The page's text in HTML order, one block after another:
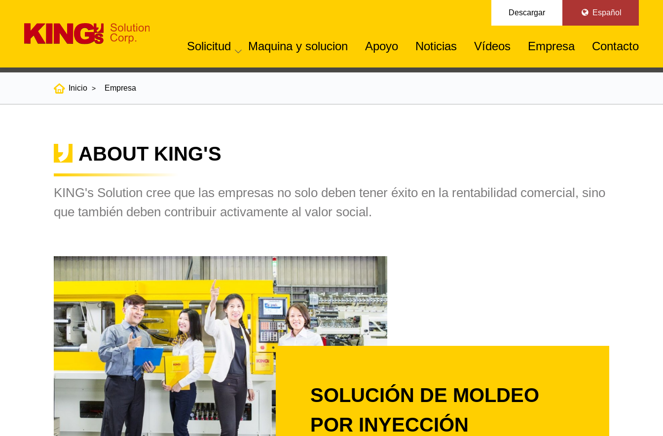
Descargar Español
Solicitud Maquina y solucion Apoyo Noticias Vídeos Empresa Contacto
Inicio Empresa
ABOUT KING'S
KING's Solution cree que las empresas no solo deben tener éxito en la rentabilidad comercial, sino
que también deben contribuir activamente al valor social.
SOLUCIÓN DE MOLDEO
POR INYECCIÓN